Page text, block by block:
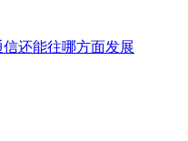
信还能往哪方面发展